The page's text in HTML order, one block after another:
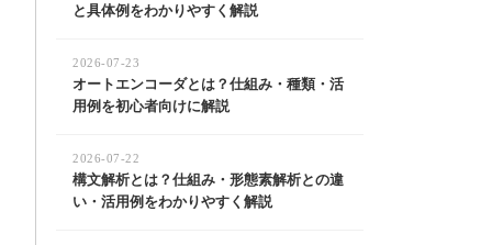
と具体例をわかりやすく解説
オートエンコーダとは？仕組み・種類・活
用例を初心者向けに解説
2026-07-23
構文解析とは？仕組み・形態素解析との違
い・活用例をわかりやすく解説
2026-07-22